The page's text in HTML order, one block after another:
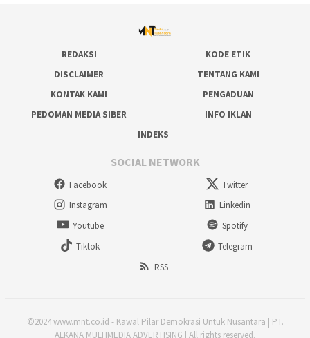
REDAKSI
KODE ETIK
DISCLAIMER
TENTANG KAMI
KONTAK KAMI
PENGADUAN
PEDOMAN MEDIA SIBER
INFO IKLAN
INDEKS
SOCIAL NETWORK
Facebook
Twitter
Instagram
Linkedin
Youtube
Spotify
Tiktok
Telegram
RSS
©2024 www.mnt.co.id - Kawal Pilar Demokrasi Untuk Nusantara | PT.
ALKANA MULTIMEDIA ADVERTISING | All rights reserved.